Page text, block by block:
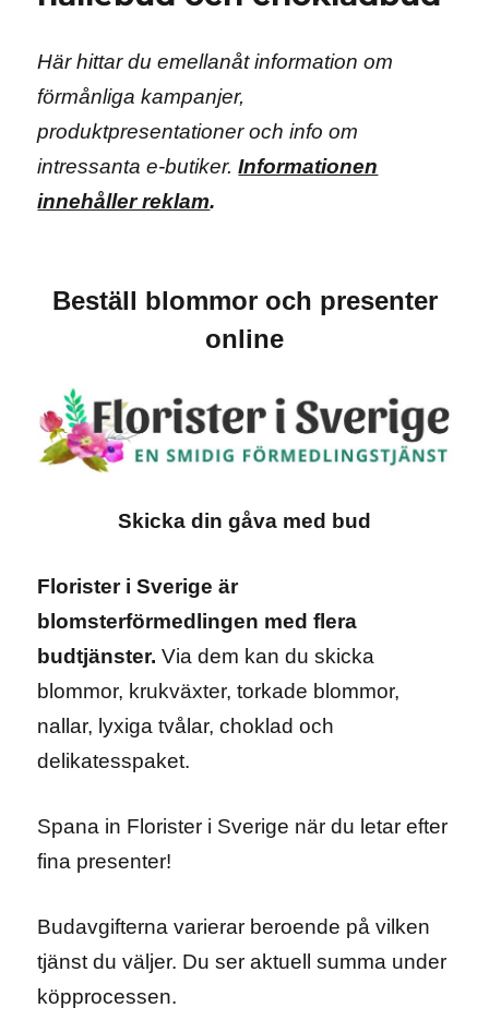
Här hittar du emellanåt information om
förmånliga kampanjer,
produktpresentationer och info om
intressanta e-butiker.Informationen
innehåller reklam.
Beställ blommor och presenter
online
Skicka din gåva med bud
Florister i Sverige är
blomsterförmedlingen med flera
budtjänster. Via dem kan du skicka
blommor, krukväxter, torkade blommor,
nallar, lyxiga tvålar, choklad och
delikatesspaket.
Spana in Florister i Sverige när du letar efter
fina presenter!
Budavgifterna varierar beroende på vilken
tjänst du väljer. Du ser aktuell summa under
köpprocessen.